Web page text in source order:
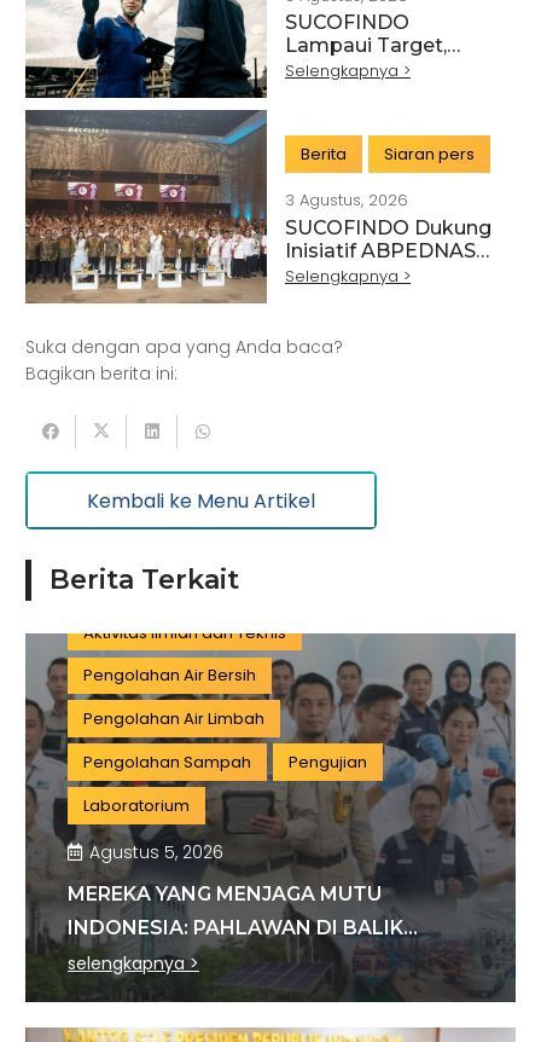
SUCOFINDO
Lampaui Target,
RUPS Sahkan Kinerja
Selengkapnya >
Berita Siaran pers
3 Agustus, 2026
SUCOFINDO Dukung
Inisiatif ABPEDNAS
melalui Program
Selengkapnya >
Suka dengan apa yang Anda baca?
Bagikan berita ini:
Kembali ke Menu Artikel
Berita Terkait
Artikel Pertanian
Kehutanan
Kesehatan
Kelautan dan Perikanan
Pemerintahan
Informasi dan Komunikasi
Pariwisata
Listrik dan Gas
Manufaktur
Sertifikasi
Aktivitas Ilmiah dan Teknis
Pengolahan Air Bersih
Pengolahan Air Limbah
Pengolahan Sampah
Pengujian
Laboratorium
Agustus 5, 2026
MEREKA YANG MENJAGA MUTU
INDONESIA: PAHLAWAN DI BALIK
SETIAP STANDAR INDUSTRI
selengkapnya >